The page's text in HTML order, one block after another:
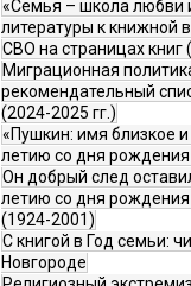
«Семья – школа любви
литературы к книжной
СВО на страницах книг
Миграционная
рекомендательный
(2024-2025 гг.)
«Пушкин: имя близкое и
летию со дня
Он добрый след
летию со дня
(1924-2001)
С книгой в Год семьи:
Новгороде